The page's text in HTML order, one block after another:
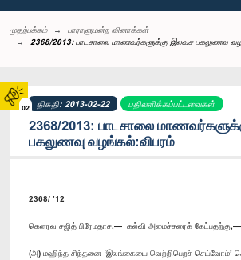
02
முதற்பக்கம்
பாராளுமன்ற வினாக்கள்
2368/2013: பாடசாலை மாணவர்களுக்கு இலவச பகலுணவு
திகதி: 2013-02-22 பதிலளிக்கப்பட்டவைகள்
2368/2013: பாடசாலை
பகலுணவு வழங்கல்:விபரம்
2368/ ’12
கெளரவ சஜித் பிரேமதாச,— கல்வி அமைச்சரைக் கேட்பதற்கு,—
(அ) மஹிந்த சிந்தனை ‘இலங்கையை வெற்றிபெறச் செய்வோம்’